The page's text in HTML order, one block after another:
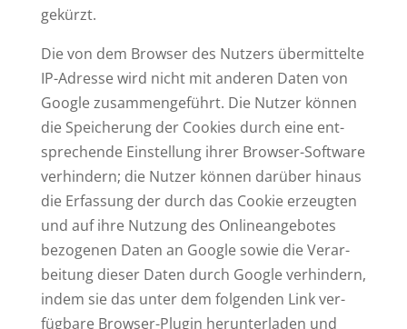
gekürzt.
Die von dem Browser des Nutzers über­mit­telte
IP-Adresse wird nicht mit anderen Daten von
Google zusam­men­ge­führt. Die Nutzer können
die Spei­cherung der Cookies durch eine ent­
spre­chende Ein­stellung ihrer Browser-Software
ver­hindern; die Nutzer können darüber hinaus
die Erfassung der durch das Cookie erzeugten
und auf ihre Nutzung des Online­an­ge­botes
bezo­genen Daten an Google sowie die Ver­ar­
beitung dieser Daten durch Google ver­hindern,
indem sie das unter dem fol­genden Link ver­
fügbare Browser-Plugin her­un­ter­laden und